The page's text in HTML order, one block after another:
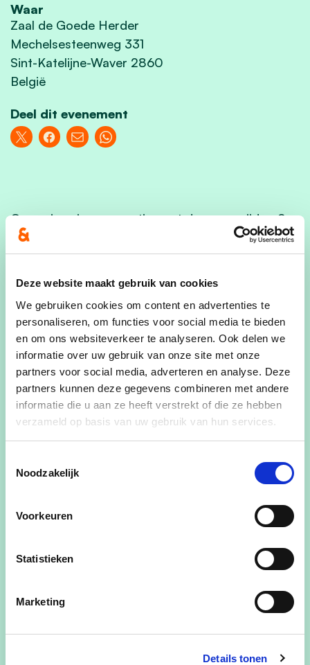
Deze website maakt gebruik van cookies
We gebruiken cookies om content en advertenties te
personaliseren, om functies voor social media te bieden
en om ons websiteverkeer te analyseren. Ook delen we
informatie over uw gebruik van onze site met onze
partners voor social media, adverteren en analyse. Deze
partners kunnen deze gegevens combineren met andere
informatie die u aan ze heeft verstrekt of die ze hebben
verzameld op basis van uw gebruik van hun services.
Noodzakelijk
Voorkeuren
Statistieken
Marketing
Details tonen
Waar
Zaal de Goede Herder
Mechelsesteenweg 331
Sint-Katelijne-Waver 2860
België
Deel dit evenement
Onze nieuwjaarsreceptie gaat door op vrijdag 9
januari 2026 vanaf 20u00 in de
2860 Sint-Katelijne-waver.
De gastspreker is minister van Begroting:
VINCENT VAN PETEGHEM